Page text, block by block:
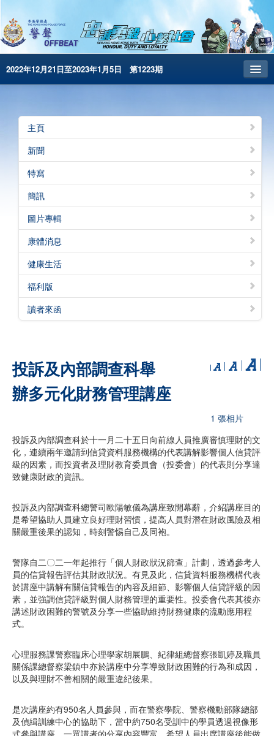
2022年12月21日至2023年1月5日 第1223期
昔日警聲
警務處主頁
简体版
English
電子書版
警聲特刊
主頁
新聞
特寫
簡訊
圖片專輯
康體消息
健康生活
福利版
讀者來函
投訴及內部調查科舉
辦多元化財務管理講座
1 張相片
投訴及內部調查科於十一月二十五日向前線人員推廣審慎理財的文
化，連續兩年邀請到信貸資料服務機構的代表講解影響個人信貸評
級的因素，而投資者及理財教育委員會（投委會）的代表則分享達
致健康財政的資訊。
投訴及內部調查科總警司歐陽敏儀為講座致開幕辭，介紹講座目的
是希望協助人員建立良好理財習慣，提高人員對潛在財政風險及相
關嚴重後果的認知，時刻警惕自己及同袍。
警隊自二〇二一年起推行「個人財政狀況篩查」計劃，透過參考人
員的信貸報告評估其財政狀況。有見及此，信貸資料服務機構代表
於講座中講解有關信貸報告的內容及細節、影響個人信貸評級的因
素，並強調信貸評級對個人財務管理的重要性。投委會代表其後亦
講述財政困難的警號及分享一些協助維持財務健康的流動應用程
式。
心理服務課警察臨床心理學家胡展鵬、紀律組總督察張凱婷及職員
關係課總督察梁鎮中亦於講座中分享導致財政困難的行為和成因，
以及與理財不善相關的嚴重違紀後果。
是次講座約有950名人員參與，而在警察學院、警察機動部隊總部
及偵緝訓練中心的協助下，當中約750名受訓中的學員透過視像形
式參與講座。一眾講者的分享內容豐富，希望人員出席講座後能做